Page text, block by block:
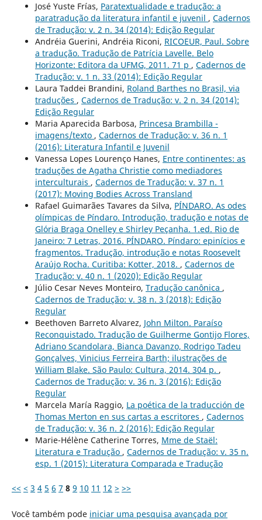
José Yuste Frías, Paratextualidade e tradução: a
paratradução da literatura infantil e juvenil , Cadernos
de Tradução: v. 2 n. 34 (2014): Edição Regular
Andréia Guerini, Andréia Riconi, RICOEUR, Paul. Sobre
a tradução. Tradução de Patrícia Lavelle. Belo
Horizonte: Editora da UFMG, 2011. 71 p , Cadernos de
Tradução: v. 1 n. 33 (2014): Edição Regular
Laura Taddei Brandini, Roland Barthes no Brasil, via
traduções , Cadernos de Tradução: v. 2 n. 34 (2014):
Edição Regular
Maria Aparecida Barbosa, Princesa Brambilla -
imagens/texto , Cadernos de Tradução: v. 36 n. 1
(2016): Literatura Infantil e Juvenil
Vanessa Lopes Lourenço Hanes, Entre continentes: as
traduções de Agatha Christie como mediadores
interculturais , Cadernos de Tradução: v. 37 n. 1
(2017): Moving Bodies Across Transland
Rafael Guimarães Tavares da Silva, PÍNDARO. As odes
olímpicas de Píndaro. Introdução, tradução e notas de
Glória Braga Onelley e Shirley Peçanha. 1.ed. Rio de
Janeiro: 7 Letras, 2016. PÍNDARO. Píndaro: epinícios e
fragmentos. Tradução, introdução e notas Roosevelt
Araújo Rocha. Curitiba: Kotter, 2018. , Cadernos de
Tradução: v. 40 n. 1 (2020): Edição Regular
Júlio Cesar Neves Monteiro, Tradução canônica ,
Cadernos de Tradução: v. 38 n. 3 (2018): Edição
Regular
Beethoven Barreto Alvarez, John Milton. Paraíso
Reconquistado. Tradução de Guilherme Gontijo Flores,
Adriano Scandolara, Bianca Davanzo, Rodrigo Tadeu
Gonçalves, Vinicius Ferreira Barth; ilustrações de
William Blake. São Paulo: Cultura, 2014. 304 p. ,
Cadernos de Tradução: v. 36 n. 3 (2016): Edição
Regular
Marcela María Raggio, La poética de la traducción de
Thomas Merton en sus cartas a escritores , Cadernos
de Tradução: v. 36 n. 2 (2016): Edição Regular
Marie-Hélène Catherine Torres, Mme de Staël:
Literatura e Tradução , Cadernos de Tradução: v. 35 n.
esp. 1 (2015): Literatura Comparada e Tradução
<< < 3 4 5 6 7 8 9 10 11 12 > >>
Você também pode iniciar uma pesquisa avançada por